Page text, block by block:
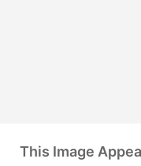
This Image